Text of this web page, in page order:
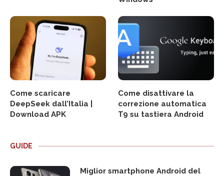
Come scaricare
DeepSeek dall’Italia |
Download APK
Come disattivare la
correzione automatica
T9 su tastiera Android
GUIDE
Miglior smartphone Android del